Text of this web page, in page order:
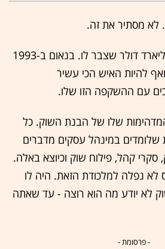
. לא מסתיר את זה.
אני לא מקנא ב-5.5 מיליארד דולר שצבר לו. בנאום ב-1993
להיות האיש הכי עשיר
עם ההשקפה הזו שלו.
שלו של הבנת השוק. כל
שלומדים במינהל עסקים מדברים
קהל, פילוח שוק וכיוצא באלה.
לא נפלה למלכודת הזאת. היה לו
לא יודע מה הוא רוצה - עד שאתה
- פרסומת -